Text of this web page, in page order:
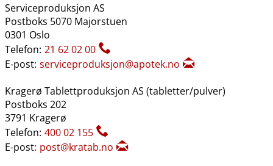
Serviceproduksjon AS
Postboks 5070 Majorstuen
0301 Oslo
Telefon: 21 62 02 00
E-post: serviceproduksjon@apotek.no
Kragerø Tablettproduksjon AS (tabletter​/​pulver)
Postboks 202
3791 Kragerø
Telefon: 400 02 155
E-post: post@kratab.no